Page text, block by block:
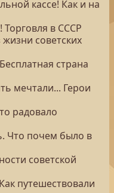
кассе! Как и на
Торговля в СССР
советских
страна
мечтали... Герои
радовало
Что почем было в
советской
путешествовали